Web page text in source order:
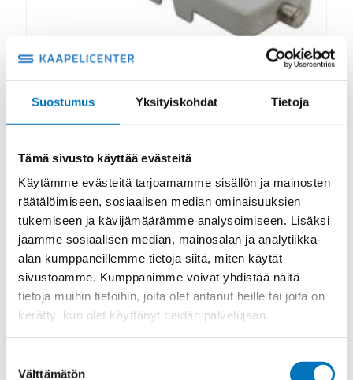
Suostumus Yksityiskohdat Tietoja
Tämä sivusto käyttää evästeitä
Käytämme evästeitä tarjoamamme sisällön ja mainosten
räätälöimiseen, sosiaalisen median ominaisuuksien
tukemiseen ja kävijämäärämme analysoimiseen. Lisäksi
jaamme sosiaalisen median, mainosalan ja analytiikka-
alan kumppaneillemme tietoja siitä, miten käytät
sivustoamme. Kumppanimme voivat yhdistää näitä
tietoja muihin tietoihin, joita olet antanut heille tai joita on
kerätty, kun olet käyttänyt heidän palvelujaan.
valinta
Välttämätön
Tuotekoodi CHC16L
13,24€/ kpl(alv 0)
KANSI
KANSI
määrä
Lisää ostoskoriin